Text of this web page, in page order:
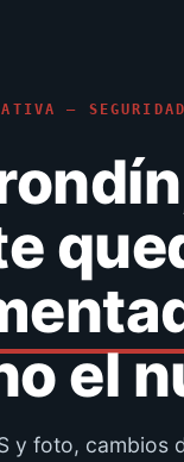
—
el
y foto, cambios